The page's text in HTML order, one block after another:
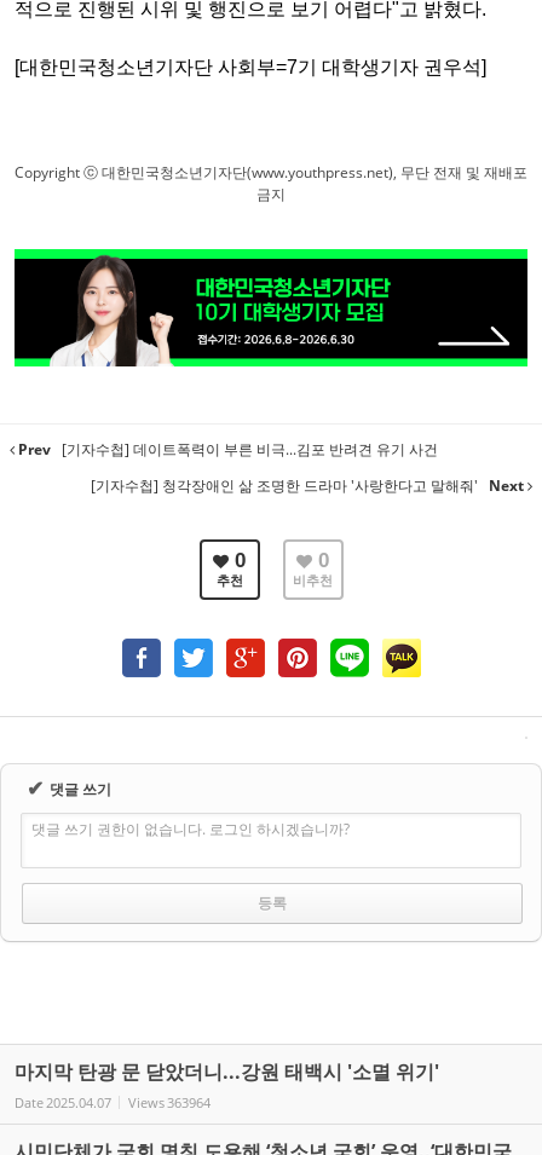
적으로 진행된 시위 및 행진으로 보기 어렵다"고 밝혔다.
[대한민국청소년기자단 사회부=7기 대학생기자 권우석]
Copyright ⓒ 대한민국청소년기자단(www.youthpress.net), 무단 전재 및 재배포
금지
Prev [기자수첩] 데이트폭력이 부른 비극...김포 반려견 유기 사건
[기자수첩] 청각장애인 삶 조명한 드라마 '사랑한다고 말해줘'
Next
0
추천
0
비추천
✔ 댓글 쓰기
댓글 쓰기 권한이 없습니다. 로그인 하시겠습니까?
마지막 탄광 문 닫았더니...강원 태백시 '소멸 위기'
Date2025.04.07 Views363964